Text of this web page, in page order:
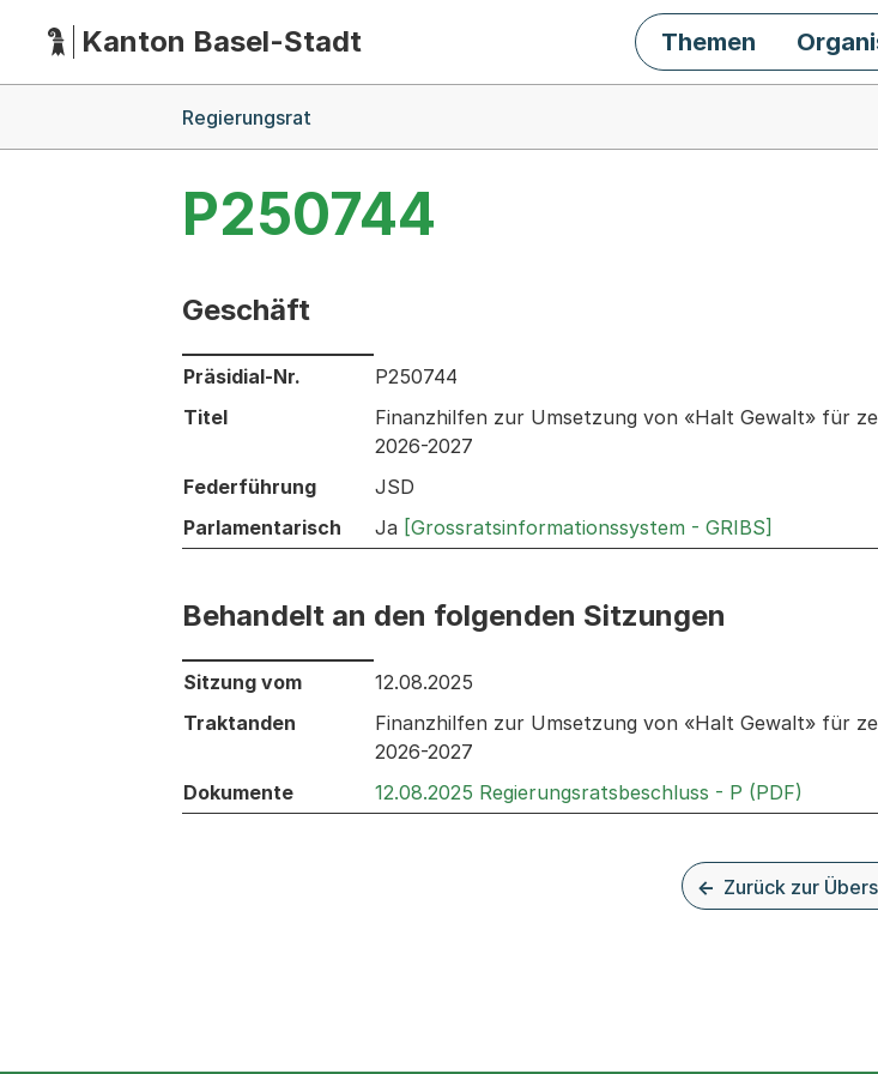
HauptnavigationKanton Basel-Stadt Themen
Regierungsrat
P250744
Geschäft
Informationen zum Ausgewählten Geschäft
Präsidial-Nr.
P250744
Titel
Finanzhilfen zur Umsetzung von «Halt Gewalt» für
2026-2027
Federführung
JSD
Parlamentarisch
Ja [Grossratsinformationssystem - GRIBS]
Behandelt an den folgenden Sitzungen
Behandelt an den folgenden Sitzungen: Informationen zu den Sitzungen
Sitzung vom
12.08.2025
Traktanden
Finanzhilfen zur Umsetzung von «Halt Gewalt» für
2026-2027
Dokumente
12.08.2025 Regierungsratsbeschluss - P (PDF)
Zurück zur